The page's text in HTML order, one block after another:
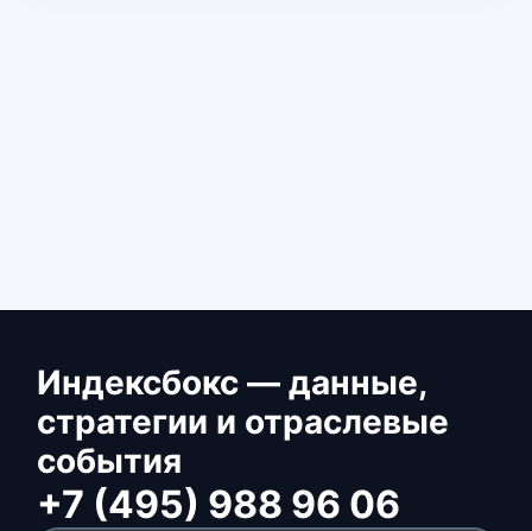
Индексбокс — данные,
стратегии и отраслевые
события
+7 (495) 988 96 06